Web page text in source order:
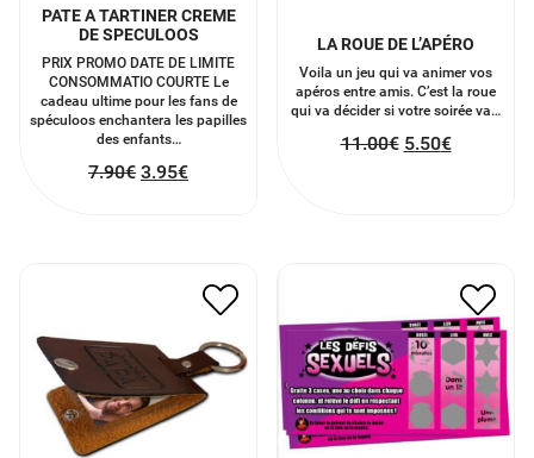
PATE A TARTINER CREME
DE SPECULOOS
PRIX PROMO DATE DE LIMITE
CONSOMMATIO COURTE Le
cadeau ultime pour les fans de
spéculoos enchantera les papilles
des enfants…
7.90€ 3.95€
LA ROUE DE L’APÉRO
Voila un jeu qui va animer vos
apéros entre amis. C’est la roue
qui va décider si votre soirée va…
11.00€ 5.50€